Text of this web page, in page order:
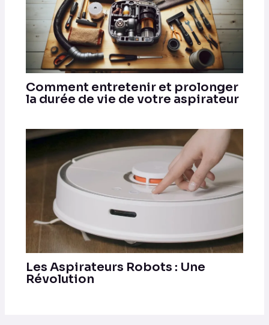
Comment entretenir et prolonger
la durée de vie de votre aspirateur
Les Aspirateurs Robots : Une
Révolution